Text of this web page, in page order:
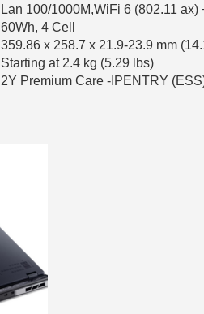
Lan 100/1000M,WiFi 6 (802.11 ax)
60Wh, 4 Cell
359.86 x 258.7 x 21.9-23.9 mm
Starting at 2.4 kg (5.29 lbs)
2Y Premium Care -IPENTRY